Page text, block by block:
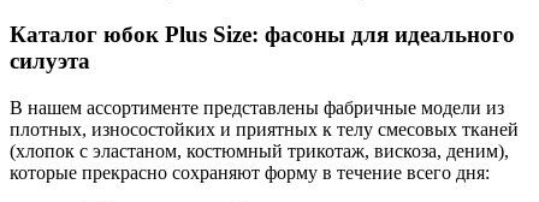
Каталог юбок Plus Size: фасоны для идеального
силуэта
В нашем ассортименте представлены фабричные модели из
плотных, износостойких и приятных к телу смесовых тканей
(хлопок с эластаном, костюмный трикотаж, вискоза, деним),
которые прекрасно сохраняют форму в течение всего дня: